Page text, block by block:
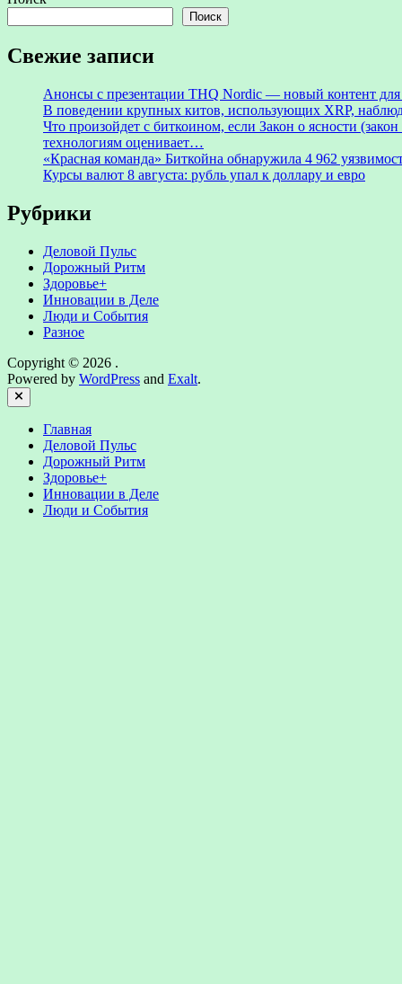
Поиск
Свежие записи
Анонсы с презентации THQ Nordic — новый контент для
В поведении крупных китов, использующих XRP,
Что произойдет с биткоином, если Закон о ясности
технологиям оценивает…
«Красная команда» Биткойна обнаружила 4 962
Курсы валют 8 августа: рубль упал к доллару и евро
Рубрики
Деловой Пульс
Дорожный Ритм
Здоровье+
Инновации в Деле
Люди и События
Разное
Copyright © 2026 .
Powered by WordPress and Exalt.
Close
Главная
Деловой Пульс
Дорожный Ритм
Здоровье+
Инновации в Деле
Люди и События